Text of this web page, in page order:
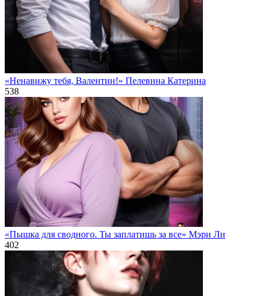
«Ненавижу тебя, Валентин!» Пелевина Катерина
538
«Пышка для сводного. Ты заплатишь за все» Мэри Ли
402